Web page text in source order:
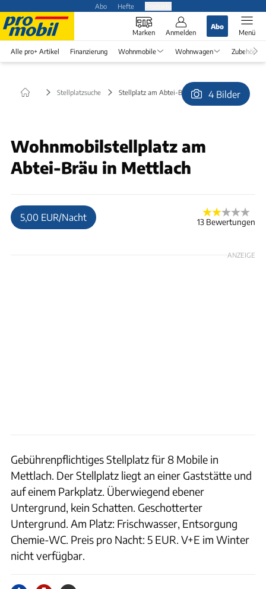
Abo Hefte
Marken Anmelden
Abo
Menü
Alle pro+ Artikel Finanzierung Wohnmobile Wohnwagen Zubehör
Stellplatzsuche Stellplatz am Abtei-Bräu in Mettlach
4 Bilder
Wohnmobilstellplatz am
Abtei-Bräu in Mettlach
5,00 EUR/Nacht 13 Bewertungen
ANZEIGE
Gebührenpflichtiges Stellplatz für 8 Mobile in
Mettlach. Der Stellplatz liegt an einer Gaststätte und
auf einem Parkplatz. Überwiegend ebener
Untergrund, kein Schatten. Geschotterter
Untergrund. Am Platz: Frischwasser, Entsorgung
Chemie-WC. Preis pro Nacht: 5 EUR. V+E im Winter
nicht verfügbar.